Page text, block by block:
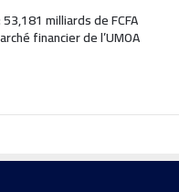
milliards de FCFA
financier de l’UMOA